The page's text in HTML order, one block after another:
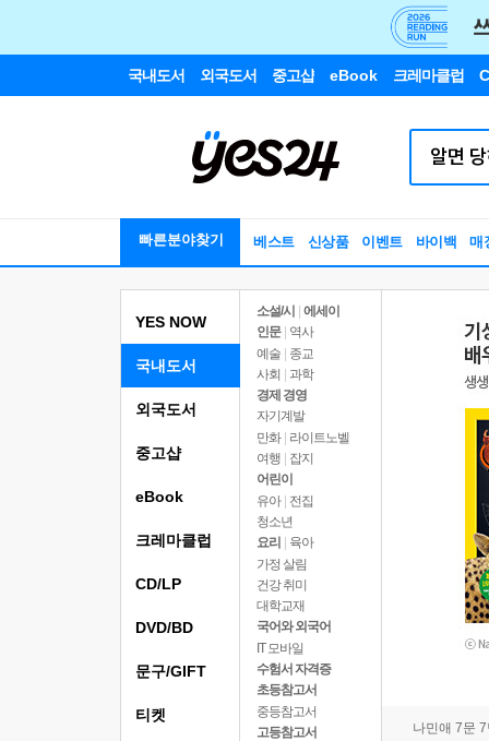
국내도서 외국도서 중고샵 eBook 크레마클럽
빠른분야찾기 베스트 신상품 이벤트 바이백 매
YES NOW
국내도서
소설/시
에세이
인문
역사
예술 | 종교
사회 | 과학
경제 경영
자기계발
만화 | 라이트노벨
여행
잡지
어린이
유아 | 전집
청소년
요리
육아
가정 살림
건강 취미
대학교재
국어와 외국어
IT 모바일
수험서 자격증
초등참고서
중등참고서
고등참고서
나민애 7문
외국도서
중고샵
eBook
크레마클럽
CD/LP
DVD/BD
문구/GIFT
티켓